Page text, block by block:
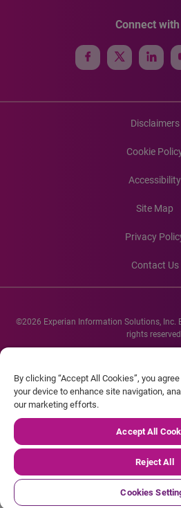
Connect
Disclaimers
Cookie
Accessibility
Site Map
Privacy
Contact Us
©2026 Experian Information Solutions, Inc.
rights
Experian and the Experian marks used
company names mentioned herein are
owners.
By clicking “Accept All Cookies”, you
your device to enhance site navigation,
our marketing efforts.
Accept All
Reject All
Cookies